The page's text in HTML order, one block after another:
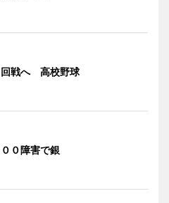
回戦へ 高校野球
０障害で銀